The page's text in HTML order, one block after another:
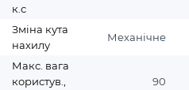
к.с
Зміна кута
нахилу
Механічне
Макс. вага
користув.,
90